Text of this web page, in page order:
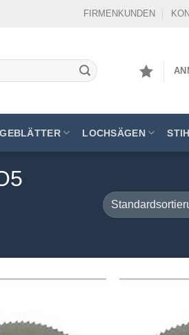
FIRMENKUNDEN
LOCHSÄGEN